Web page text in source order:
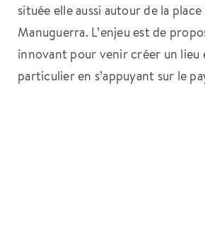
située elle aussi autour de la
Manuguerra. L’enjeu est de
innovant pour venir créer un lieu
particulier en s’appuyant sur le